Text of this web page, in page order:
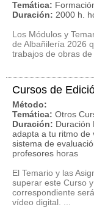
Temática:
Duración: 2000 h.
Los Módulos y
de Albañilería 2026
trabajos de obras de
Cursos de
Método:
Temática: Otros
Duración: Duración
adapta a tu ritmo de
sistema de
profesores horas
El Temario y las
superar este Curso
correspondiente
vídeo digital. ...